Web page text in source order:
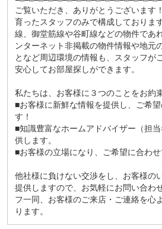
ご覧いただき、ありがとうございます
育ったスタッフのみで構成しておりま
線、御堂筋線や谷町線などの物件であ
ンターネット非掲載の物件情報や地元
となど周辺環境の情報も、スタッフが
安心してお部屋探しができます。
私たちは、お客様に３つのことをお約
■お客様に新鮮な情報を提供し、ご希
す！
■知識豊富なホームアドバイザー（担
供します。
■お客様の立場になり、ご希望に合わせ
他社様に負けない交渉をし、お客様の
提供しますので、お気軽にお問い合わ
フ一同、お客様のご来店・ご連絡を心
ります。